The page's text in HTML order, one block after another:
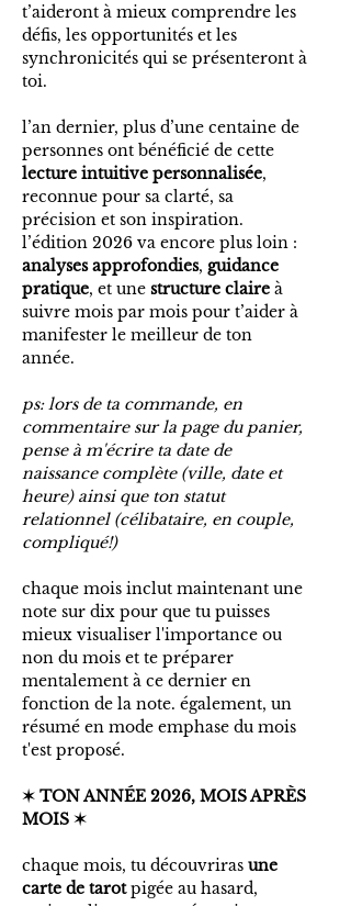
t’aideront à mieux comprendre les
défis, les opportunités et les
synchronicités qui se présenteront à
toi.
l’an dernier, plus d’une centaine de
personnes ont bénéficié de cette
lecture intuitive personnalisée,
reconnue pour sa clarté, sa
précision et son inspiration.
l’édition 2026 va encore plus loin :
analyses approfondies, guidance
pratique, et une structure claire à
suivre mois par mois pour t’aider à
manifester le meilleur de ton
année.
ps: lors de ta commande, en
commentaire sur la page du panier,
pense à m'écrire ta date de
naissance complète (ville, date et
heure) ainsi que ton statut
relationnel (célibataire, en couple,
compliqué!)
chaque mois inclut maintenant une
note sur dix pour que tu puisses
mieux visualiser l'importance ou
non du mois et te préparer
mentalement à ce dernier en
fonction de la note. également, un
résumé en mode emphase du mois
t'est proposé.
✶ TON ANNÉE 2026, MOIS APRÈS
MOIS ✶
chaque mois, tu découvriras une
carte de tarotpigée au hasard,